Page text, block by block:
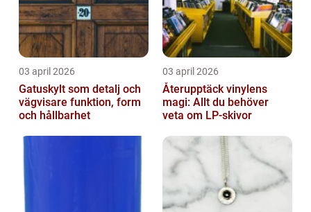
03 april 2026
Gatuskylt som detalj och
vägvisare funktion, form
och hållbarhet
03 april 2026
Återupptäck vinylens
magi: Allt du behöver
veta om LP-skivor